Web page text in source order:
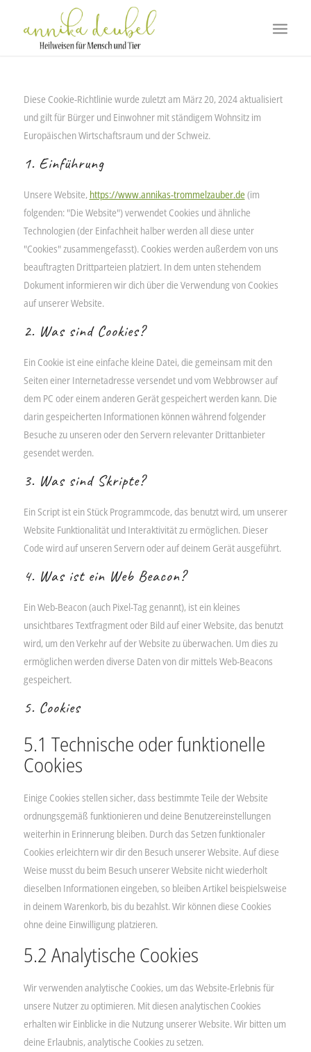
Diese Cookie-Richtlinie wurde zuletzt am März 20, 2024 aktualisiert
und gilt für Bürger und Einwohner mit ständigem Wohnsitz im
Europäischen Wirtschaftsraum und der Schweiz.
1. Einführung
Unsere Website, https://www.annikas-trommelzauber.de(im
folgenden: "Die Website") verwendet Cookies und ähnliche
Technologien (der Einfachheit halber werden all diese unter
"Cookies" zusammengefasst). Cookies werden außerdem von uns
beauftragten Drittparteien platziert. In dem unten stehendem
Dokument informieren wir dich über die Verwendung von Cookies
auf unserer Website.
2. Was sind Cookies?
Ein Cookie ist eine einfache kleine Datei, die gemeinsam mit den
Seiten einer Internetadresse versendet und vom Webbrowser auf
dem PC oder einem anderen Gerät gespeichert werden kann. Die
darin gespeicherten Informationen können während folgender
Besuche zu unseren oder den Servern relevanter Drittanbieter
gesendet werden.
3. Was sind Skripte?
Ein Script ist ein Stück Programmcode, das benutzt wird, um unserer
Website Funktionalität und Interaktivität zu ermöglichen. Dieser
Code wird auf unseren Servern oder auf deinem Gerät ausgeführt.
4. Was ist ein Web Beacon?
Ein Web-Beacon (auch Pixel-Tag genannt), ist ein kleines
unsichtbares Textfragment oder Bild auf einer Website, das benutzt
wird, um den Verkehr auf der Website zu überwachen. Um dies zu
ermöglichen werden diverse Daten von dir mittels Web-Beacons
gespeichert.
5. Cookies
5.1 Technische oder funktionelle
Cookies
Einige Cookies stellen sicher, dass bestimmte Teile der Website
ordnungsgemäß funktionieren und deine Benutzereinstellungen
weiterhin in Erinnerung bleiben. Durch das Setzen funktionaler
Cookies erleichtern wir dir den Besuch unserer Website. Auf diese
Weise musst du beim Besuch unserer Website nicht wiederholt
dieselben Informationen eingeben, so bleiben Artikel beispielsweise
in deinem Warenkorb, bis du bezahlst. Wir können diese Cookies
ohne deine Einwilligung platzieren.
5.2 Analytische Cookies
Wir verwenden analytische Cookies, um das Website-Erlebnis für
unsere Nutzer zu optimieren. Mit diesen analytischen Cookies
erhalten wir Einblicke in die Nutzung unserer Website. Wir bitten um
deine Erlaubnis, analytische Cookies zu setzen.